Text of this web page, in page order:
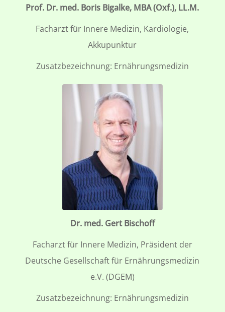
Prof. Dr. med. Boris Bigalke, MBA (Oxf.), LL.M.
Facharzt für Innere Medizin, Kardiologie,
Akkupunktur
Zusatzbezeichnung: Ernährungsmedizin
Dr. med. Gert Bischoff
Facharzt für Innere Medizin, Präsident der
Deutsche Gesellschaft für Ernährungsmedizin
e.V. (DGEM)
Zusatzbezeichnung: Ernährungsmedizin